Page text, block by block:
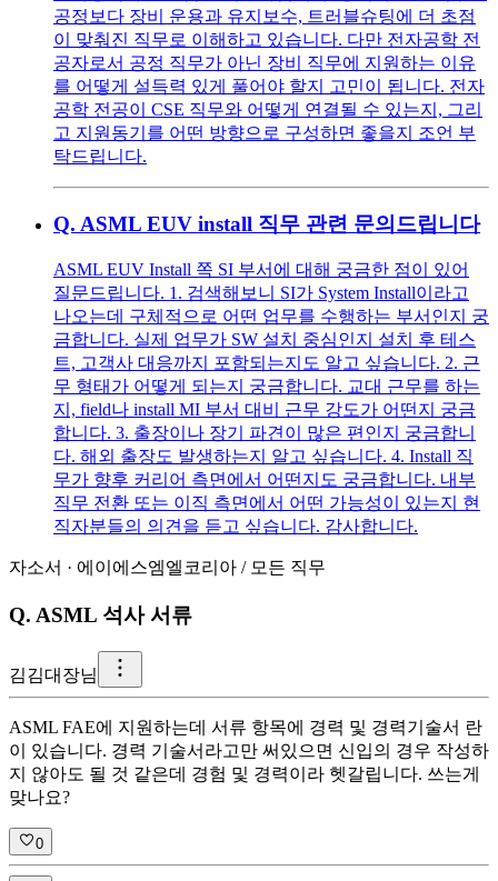
공정보다 장비 운용과 유지보수, 트러블슈팅에 더 초점
이 맞춰진 직무로 이해하고 있습니다. 다만 전자공학 전
공자로서 공정 직무가 아닌 장비 직무에 지원하는 이유
를 어떻게 설득력 있게 풀어야 할지 고민이 됩니다. 전자
공학 전공이 CSE 직무와 어떻게 연결될 수 있는지, 그리
고 지원동기를 어떤 방향으로 구성하면 좋을지 조언 부
탁드립니다.
Q. ASML EUV install 직무 관련 문의드립니다
ASML EUV Install 쪽 SI 부서에 대해 궁금한 점이 있어
질문드립니다. 1. 검색해보니 SI가 System Install이라고
나오는데 구체적으로 어떤 업무를 수행하는 부서인지 궁
금합니다. 실제 업무가 SW 설치 중심인지 설치 후 테스
트, 고객사 대응까지 포함되는지도 알고 싶습니다. 2. 근
무 형태가 어떻게 되는지 궁금합니다. 교대 근무를 하는
지, field나 install MI 부서 대비 근무 강도가 어떤지 궁금
합니다. 3. 출장이나 장기 파견이 많은 편인지 궁금합니
다. 해외 출장도 발생하는지 알고 싶습니다. 4. Install 직
무가 향후 커리어 측면에서 어떤지도 궁금합니다. 내부
직무 전환 또는 이직 측면에서 어떤 가능성이 있는지 현
직자분들의 의견을 듣고 싶습니다. 감사합니다.
자소서 · 에이에스엠엘코리아 / 모든 직무
Q. ASML 석사 서류
김김대장님
ASML FAE에 지원하는데 서류 항목에 경력 및 경력기술서 란
이 있습니다. 경력 기술서라고만 써있으면 신입의 경우 작성하
지 않아도 될 것 같은데 경험 및 경력이라 헷갈립니다. 쓰는게
맞나요?
0